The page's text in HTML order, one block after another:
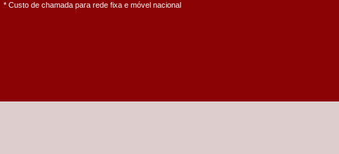
* Custo de chamada para rede fixa e móvel nacional